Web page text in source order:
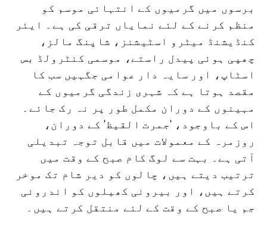
برسوں میں گرمیوں کے انتہائی موسم کو
منظم کرنے کے لئے نمایاں ترقی کی ہے۔ ایئر
کنڈیشنڈ میٹرو اسٹیشنز، شاپنگ مالز،
چھپی ہوئی پیدل راستے، موسمی کنٹرولڈ بس
اسٹاپ، اور سایہ دار عوامی جگہیں سب کا
مقصد ہوتا ہے کہ شہری زندگی گرمیوں کے
مہینوں کے دوران مکمل طور پر نہ رک جائے۔
اس کے باوجود، 'جمرت القیظ' کے دوران،
روزمرہ کے معمولات میں قابل توجہ تبدیلی
آتی ہے۔ بہت سے لوگ کام صبح کے وقت میں
ترتیب دیتے ہیں، چالوں کو دیر شام تک موخر
کرتے ہیں، اور بیرونی کھیلوں کو اندرونی
جم یا صبح کے وقت کے لئے منتقل کرتے ہیں۔